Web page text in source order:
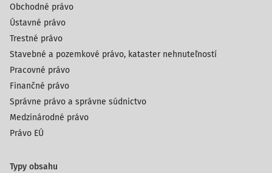
Obchodné právo
Ústavné právo
Trestné právo
Stavebné a pozemkové právo, kataster nehnuteľností
Pracovné právo
Finančné právo
Správne právo a správne súdnictvo
Medzinárodné právo
Právo EÚ
Typy obsahu